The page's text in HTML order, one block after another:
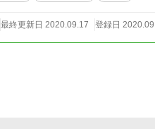
最終更新日 2020.09.17 登録日